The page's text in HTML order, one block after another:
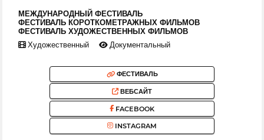
МЕЖДУНАРОДНЫЙ ФЕСТИВАЛЬ
ФЕСТИВАЛЬ КОРОТКОМЕТРАЖНЫХ ФИЛЬМОВ
ФЕСТИВАЛЬ ХУДОЖЕСТВЕННЫХ ФИЛЬМОВ
Художественный Документальный
ФЕСТИВАЛЬ
ВЕБСАЙТ
FACEBOOK
INSTAGRAM